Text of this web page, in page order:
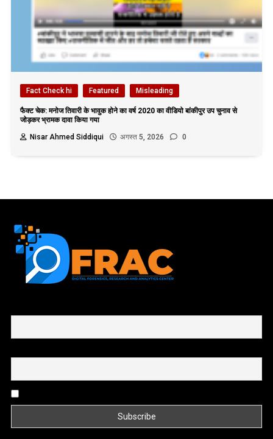
Fact Check hi Featured Misleading
फैक्ट चेक: मनोज तिवारी के भावुक होने का वर्ष 2020 का वीडियो बांकीपुर उप चुनाव से
जोड़कर भ्रामक दावा किया गया
Nisar Ahmed Siddiqui
अगस्त 5, 2026 0